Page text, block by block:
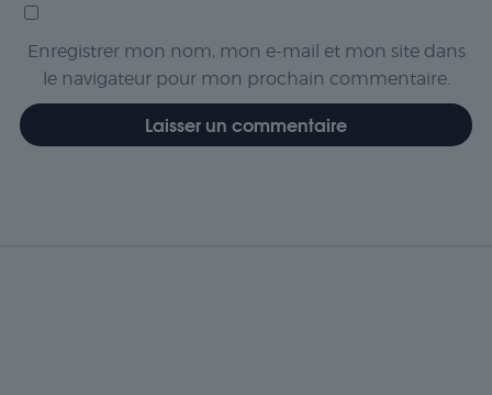
Enregistrer mon nom, mon e-mail et mon site dans
le navigateur pour mon prochain commentaire.